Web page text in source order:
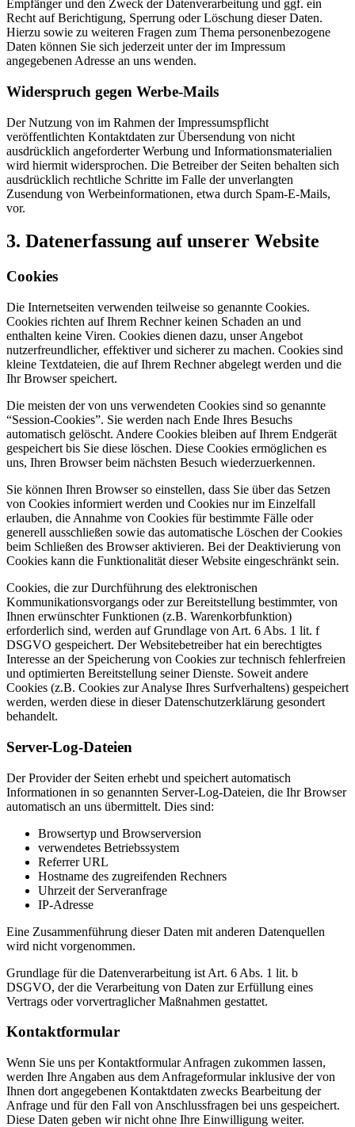
Empfänger und den Zweck der Datenverarbeitung und ggf. ein
Recht auf Berichtigung, Sperrung oder Löschung dieser Daten.
Hierzu sowie zu weiteren Fragen zum Thema personenbezogene
Daten können Sie sich jederzeit unter der im Impressum
angegebenen Adresse an uns wenden.
Widerspruch gegen Werbe-Mails
Der Nutzung von im Rahmen der Impressumspflicht
veröffentlichten Kontaktdaten zur Übersendung von nicht
ausdrücklich angeforderter Werbung und Informationsmaterialien
wird hiermit widersprochen. Die Betreiber der Seiten behalten sich
ausdrücklich rechtliche Schritte im Falle der unverlangten
Zusendung von Werbeinformationen, etwa durch Spam-E-Mails,
vor.
3. Datenerfassung auf unserer Website
Cookies
Die Internetseiten verwenden teilweise so genannte Cookies.
Cookies richten auf Ihrem Rechner keinen Schaden an und
enthalten keine Viren. Cookies dienen dazu, unser Angebot
nutzerfreundlicher, effektiver und sicherer zu machen. Cookies sind
kleine Textdateien, die auf Ihrem Rechner abgelegt werden und die
Ihr Browser speichert.
Die meisten der von uns verwendeten Cookies sind so genannte
“Session-Cookies”. Sie werden nach Ende Ihres Besuchs
automatisch gelöscht. Andere Cookies bleiben auf Ihrem Endgerät
gespeichert bis Sie diese löschen. Diese Cookies ermöglichen es
uns, Ihren Browser beim nächsten Besuch wiederzuerkennen.
Sie können Ihren Browser so einstellen, dass Sie über das Setzen
von Cookies informiert werden und Cookies nur im Einzelfall
erlauben, die Annahme von Cookies für bestimmte Fälle oder
generell ausschließen sowie das automatische Löschen der Cookies
beim Schließen des Browser aktivieren. Bei der Deaktivierung von
Cookies kann die Funktionalität dieser Website eingeschränkt sein.
Cookies, die zur Durchführung des elektronischen
Kommunikationsvorgangs oder zur Bereitstellung bestimmter, von
Ihnen erwünschter Funktionen (z.B. Warenkorbfunktion)
erforderlich sind, werden auf Grundlage von Art. 6 Abs. 1 lit. f
DSGVO gespeichert. Der Websitebetreiber hat ein berechtigtes
Interesse an der Speicherung von Cookies zur technisch fehlerfreien
und optimierten Bereitstellung seiner Dienste. Soweit andere
Cookies (z.B. Cookies zur Analyse Ihres Surfverhaltens) gespeichert
werden, werden diese in dieser Datenschutzerklärung gesondert
behandelt.
Server-Log-Dateien
Der Provider der Seiten erhebt und speichert automatisch
Informationen in so genannten Server-Log-Dateien, die Ihr Browser
automatisch an uns übermittelt. Dies sind:
Browsertyp und Browserversion
verwendetes Betriebssystem
Referrer URL
Hostname des zugreifenden Rechners
Uhrzeit der Serveranfrage
IP-Adresse
Eine Zusammenführung dieser Daten mit anderen Datenquellen
wird nicht vorgenommen.
Grundlage für die Datenverarbeitung ist Art. 6 Abs. 1 lit. b
DSGVO, der die Verarbeitung von Daten zur Erfüllung eines
Vertrags oder vorvertraglicher Maßnahmen gestattet.
Kontaktformular
Wenn Sie uns per Kontaktformular Anfragen zukommen lassen,
werden Ihre Angaben aus dem Anfrageformular inklusive der von
Ihnen dort angegebenen Kontaktdaten zwecks Bearbeitung der
Anfrage und für den Fall von Anschlussfragen bei uns gespeichert.
Diese Daten geben wir nicht ohne Ihre Einwilligung weiter.